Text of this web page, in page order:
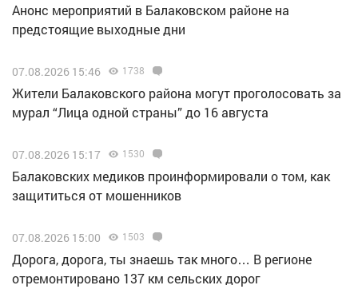
Анонс мероприятий в Балаковском районе на
предстоящие выходные дни
07.08.2026 15:46 1738
Жители Балаковского района могут проголосовать за
мурал “Лица одной страны” до 16 августа
07.08.2026 15:17 1530
Балаковских медиков проинформировали о том, как
защититься от мошенников
07.08.2026 15:00 1503
Дорога, дорога, ты знаешь так много… В регионе
отремонтировано 137 км сельских дорог